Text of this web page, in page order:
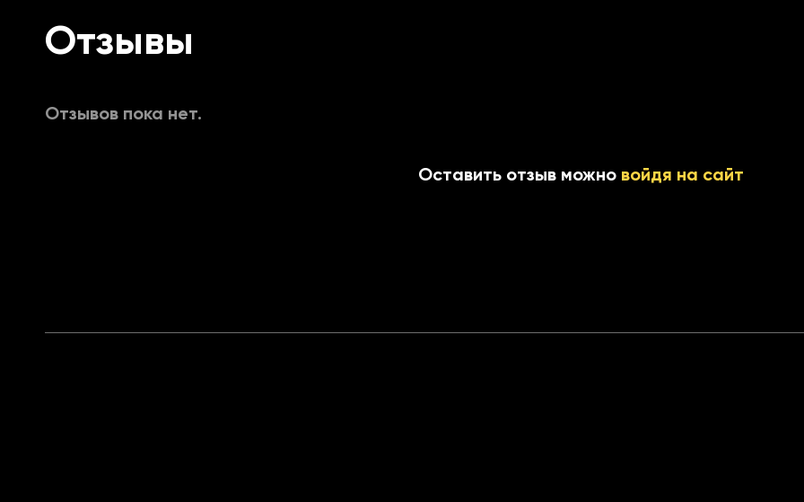
Отзывы
Отзывов пока нет.
Оставить отзыв можно войдя на сайт